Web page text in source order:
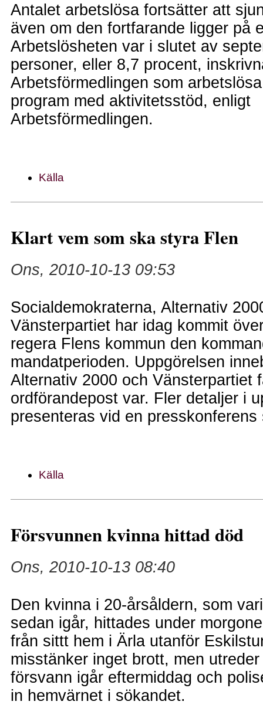
Antalet arbetslösa fortsätter att
även om den fortfarande ligger på
Arbetslösheten var i slutet av
personer, eller 8,7 procent,
Arbetsförmedlingen som
program med aktivitetsstöd, enligt
Arbetsförmedlingen.
Källa
Klart vem som ska styra Flen
Ons, 2010-10-13 09:53
Socialdemokraterna, Alternativ
Vänsterpartiet har idag kommit
regera Flens kommun den
mandatperioden. Uppgörelsen
Alternativ 2000 och Vänsterpartiet
ordförandepost var. Fler detaljer i
presenteras vid en presskonferens
Källa
Försvunnen kvinna hittad död
Ons, 2010-10-13 08:40
Den kvinna i 20-årsåldern, som
sedan igår, hittades under
från sittt hem i Ärla utanför
misstänker inget brott, men
försvann igår eftermiddag och
in hemvärnet i sökandet.